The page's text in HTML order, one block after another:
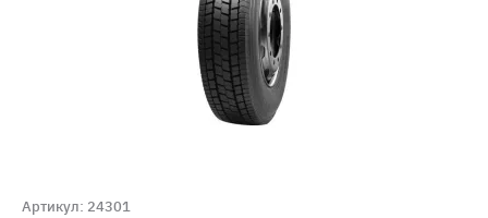
Артикул: 24301